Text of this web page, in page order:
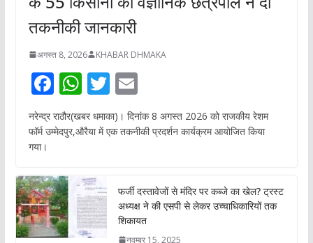
तकनीकी जानकारी
अगस्त 8, 2026 KHABAR DHMAKA
F
ac
e
o
o
k
W
h
at
A
p
p
T
w
itt
E
m
ai
नरेन्द्र राठौर(खबर धमाका)। दिनांक 8 अगस्त 2026 को राजकीय रेशम
फॉर्म उम्मेदपुर,औरैया में एक तकनीकी प्रदर्शन कार्यक्रम आयोजित किया
गया।
फर्जी दस्तावेजों से मंदिर पर कब्जे का खेल? ट्रस्ट
अध्यक्ष ने की एसपी से लेकर उच्चाधिकारियों तक
शिकायत
नवम्बर 15, 2025